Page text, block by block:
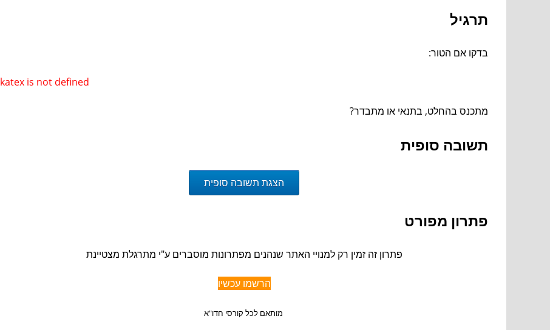
תרגיל
בדקו אם הטור:
katex is not defined
מתכנס בהחלט, בתנאי או מתבדר?
תשובה סופית
הצגת תשובה סופית
פתרון מפורט
פתרון זה זמין רק למנויי האתר שנהנים מפתרונות מוסברים ע"י מתרגלת מצטיינת
הרשמו עכשיו
מותאם לכל קורסי חדו"א